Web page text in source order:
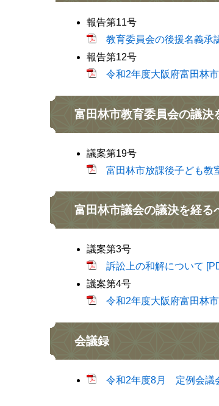
報告第11号
教育委員会の後援名義承
報告第12号
令和2年度大阪府富田林
富田林市教育委員会の議決
議案第19号
富田林市放課後子ども教
富田林市議会の議決を経る
議案第3号
訴訟上の和解について
議案第4号
令和2年度大阪府富田林
会議録
令和2年度8月 定例会議